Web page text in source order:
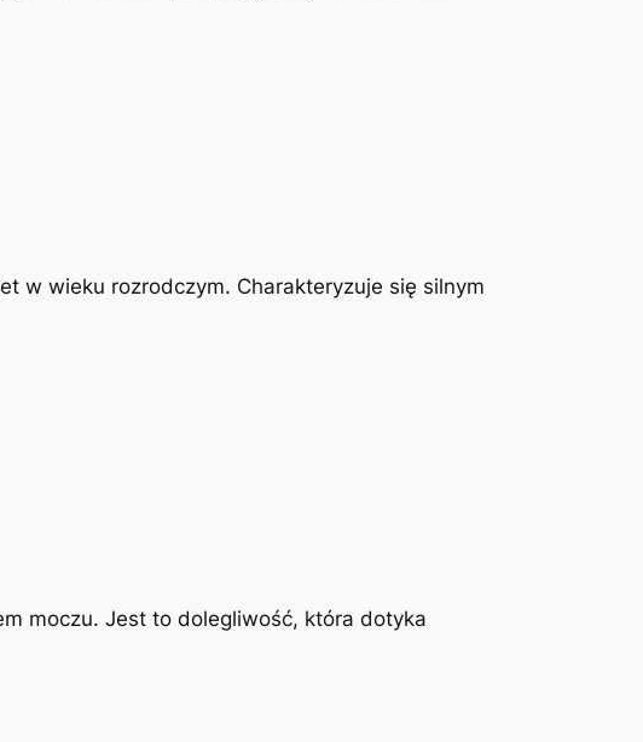
w wieku rozrodczym. Charakteryzuje się silnym
moczu. Jest to dolegliwość, która dotyka